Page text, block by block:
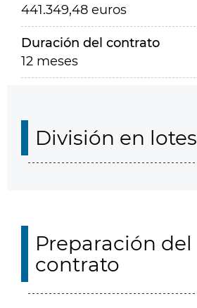
441.349,48 euros
Duración del contrato
12 meses
División en lotes
Preparación del
contrato